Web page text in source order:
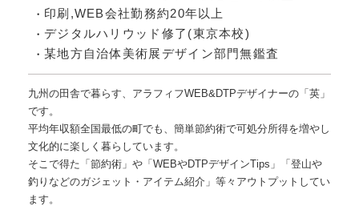
印刷,WEB会社勤務約20年以上
デジタルハリウッド修了(東京本校)
某地方自治体美術展デザイン部門無鑑査
九州の田舎で暮らす、アラフィフWEB&DTPデザイナーの「英」
です。
平均年収額全国最低の町でも、簡単節約術で可処分所得を増やし
文化的に楽しく暮らしています。
そこで得た「節約術」や「WEBやDTPデザインTips」「登山や
釣りなどのガジェット・アイテム紹介」等々アウトプットしてい
ます。